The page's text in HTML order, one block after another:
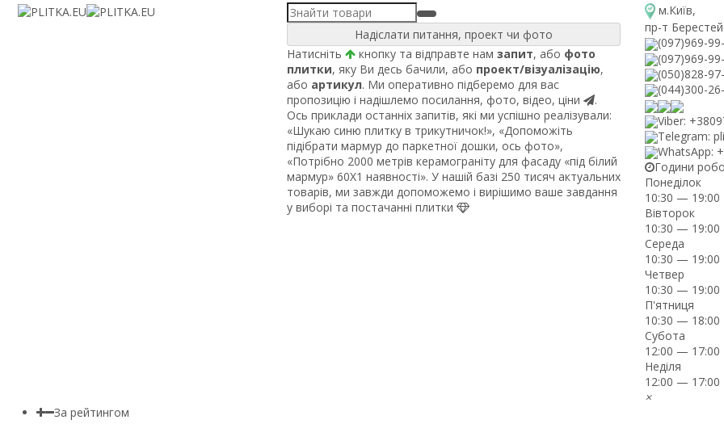
Надіслати питання, проект чи фото
Натисніть
кнопку та відправте нам запит, або фото
плитки, яку Ви десь бачили, або проект/візуалізацію,
або артикул. Ми оперативно підберемо для вас
пропозицію і надішлемо посилання, фото, відео, ціни
.
Ось приклади останніх запитів, які ми успішно реалізували:
«Шукаю синю плитку в трикутничок!», «Допоможіть
підібрати мармур до паркетної дошки, ось фото»,
«Потрібно 2000 метрів керамограніту для фасаду «під білий
мармур» 60Х1 наявності». У нашій базі 250 тисяч актуальних
товарів, ми завжди допоможемо і вирішимо ваше завдання
у виборі та постачанні плитки
м.Київ,
пр-т
(097)969-
(097)969-
(050)828-
(044)300-
Viber:
Telegram:
WhatsApp:
Години
Понеділок
10:30 — 19:00
Вівторок
10:30 — 19:00
Середа
10:30 — 19:00
Четвер
10:30 — 19:00
П'ятниця
10:30 — 18:00
Субота
12:00 — 17:00
Неділя
12:00 — 17:00
×
За рейтингом